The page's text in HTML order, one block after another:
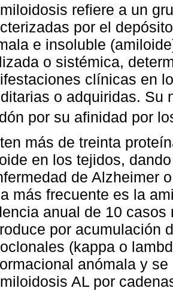
refiere a un
por el
e insoluble
o sistémica,
clínicas en
o adquiridas. Su
por su afinidad por
más de treinta
en los tejidos,
de Alzheimer
más frecuente es la
anual de 10
por acumulación
(kappa o
anómala y
AL por